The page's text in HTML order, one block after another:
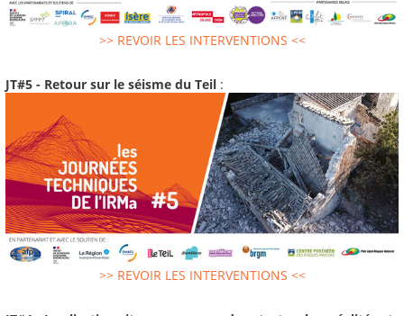
>> REVOIR LES INTERVENTIONS <<
JT#5 - Retour sur le séisme du Teil :
>> REVOIR LES INTERVENTIONS <<